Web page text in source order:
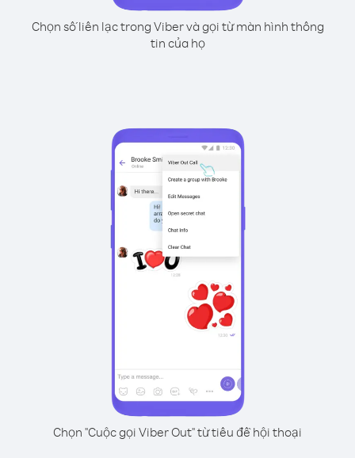
Chọn số liên lạc trong Viber và gọi từ màn hình thông
tin của họ
Chọn "Cuộc gọi Viber Out" từ tiêu đề hội thoại